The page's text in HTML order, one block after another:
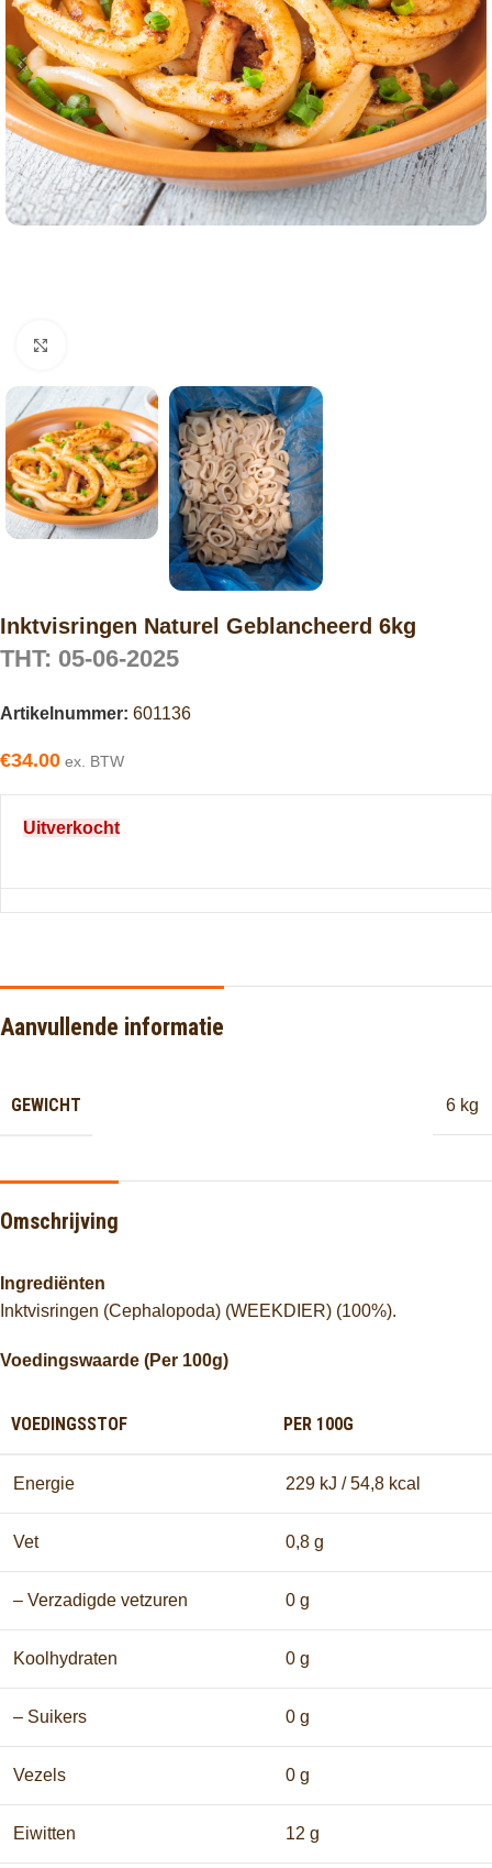
Inktvisringen Naturel Geblancheerd 6kg
THT: 05-06-2025
Artikelnummer: 601136
€34.00 ex. BTW
Uitverkocht
Aanvullende informatie
GEWICHT 6 kg
Omschrijving
Ingrediënten
Inktvisringen (Cephalopoda) (WEEKDIER) (100%).
Voedingswaarde (Per 100g)
VOEDINGSSTOF PER 100G
Energie 229 kJ / 54,8 kcal
Vet 0,8 g
– Verzadigde vetzuren 0 g
Koolhydraten 0 g
– Suikers 0 g
Vezels 0 g
Eiwitten 12 g